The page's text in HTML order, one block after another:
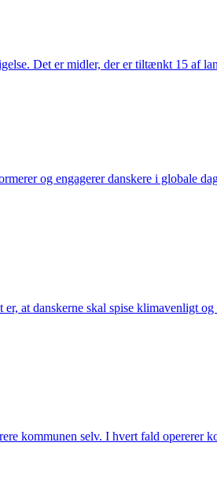
Det er midler, der er tiltænkt 15 af
og engagerer danskere i globale
at danskerne skal spise klimavenligt
kommunen selv. I hvert fald opererer